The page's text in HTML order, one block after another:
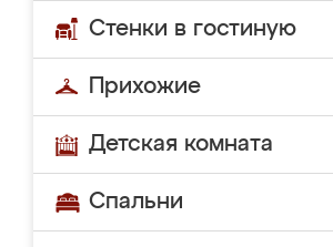
Стенки в гостиную
Прихожие
Детская комната
Спальни